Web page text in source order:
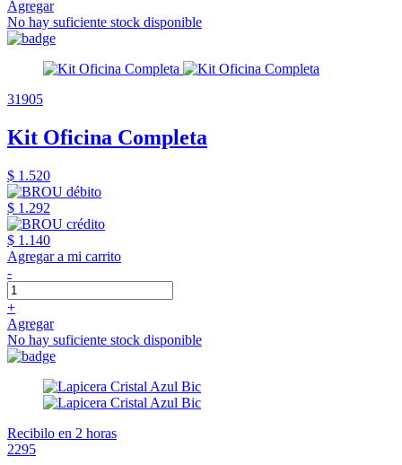
Agregar
No hay suficiente stock disponible
31905
Kit Oficina Completa
$ 1.520
$ 1.292
$ 1.140
Agregar a mi carrito
-
+
Agregar
No hay suficiente stock disponible
Recibilo en 2 horas
2295